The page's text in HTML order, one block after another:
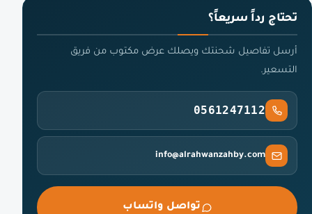
تحتاج رداً سريعاً؟
أرسل تفاصيل شحنتك ويصلك عرض مكتوب من فريق
التسعير.
0561247112
info@alrahwanzahby.com
تواصل واتساب